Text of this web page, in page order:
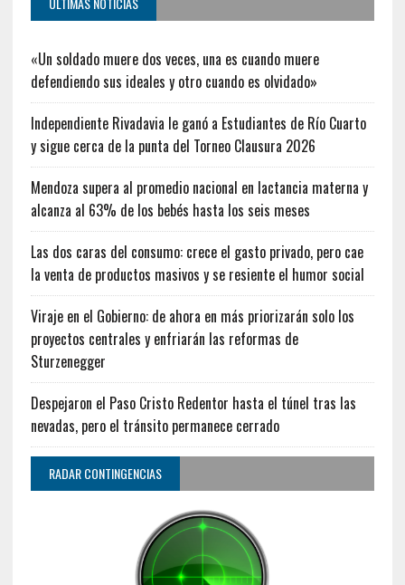
«Un soldado muere dos veces, una es cuando muere
defendiendo sus ideales y otro cuando es olvidado»
Independiente Rivadavia le ganó a Estudiantes de Río Cuarto
y sigue cerca de la punta del Torneo Clausura 2026
Mendoza supera al promedio nacional en lactancia materna y
alcanza al 63% de los bebés hasta los seis meses
Las dos caras del consumo: crece el gasto privado, pero cae
la venta de productos masivos y se resiente el humor social
Viraje en el Gobierno: de ahora en más priorizarán solo los
proyectos centrales y enfriarán las reformas de
Sturzenegger
Despejaron el Paso Cristo Redentor hasta el túnel tras las
nevadas, pero el tránsito permanece cerrado
RADAR CONTINGENCIAS